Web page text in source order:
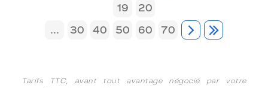
19
20
...
30 40 50 60 70
Tarifs TTC, avant tout avantage négocié par votre